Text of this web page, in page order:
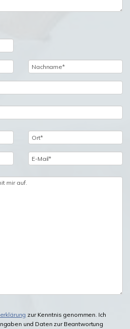
zur Kenntnis genommen. Ich
und Daten zur Beantwortung